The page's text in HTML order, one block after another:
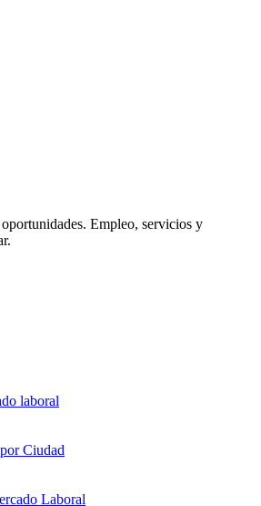
Empleo, servicios y
laboral
Ciudad
Laboral